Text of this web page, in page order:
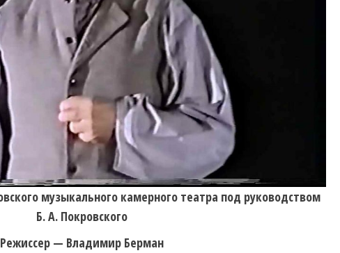
музыкального камерного театра под руководством
Б. А. Покровского
Режиссер — Владимир Берман